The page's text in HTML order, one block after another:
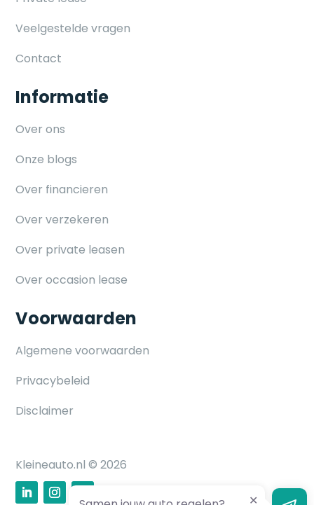
Veelgestelde vragen
Contact
Informatie
Over ons
Onze blogs
Over financieren
Over verzekeren
Over private leasen
Over occasion lease
Voorwaarden
Algemene voorwaarden
Privacybeleid
Disclaimer
Kleineauto.nl © 2026